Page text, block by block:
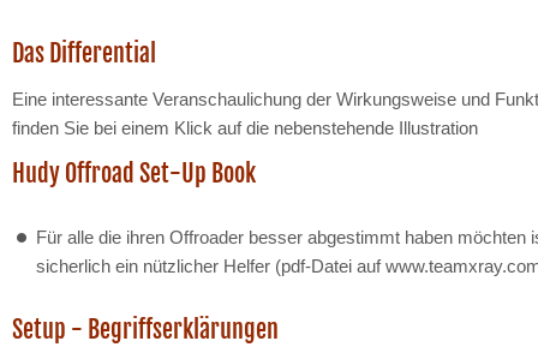
Das Differential
Eine interessante Veranschaulichung der Wirkungsweise und
finden Sie bei einem Klick auf die nebenstehende Illustration
Hudy Offroad Set-Up Book
Für alle die ihren Offroader besser abgestimmt haben möchten
sicherlich ein nützlicher Helfer (pdf-Datei auf
Setup - Begriffserklärungen